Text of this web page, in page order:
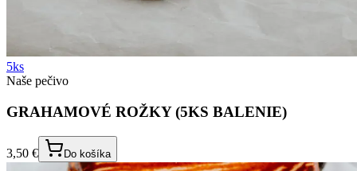
5ks
Naše pečivo
GRAHAMOVÉ ROŽKY (5KS BALENIE)
3,50 € Do košíka